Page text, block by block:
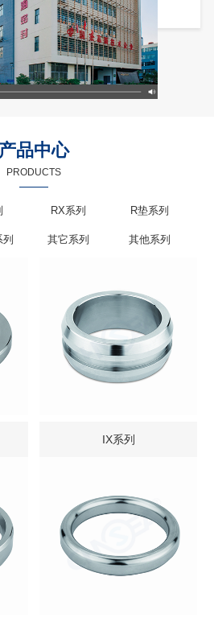
产品中心
PRODUCTS
RX系列 R垫系列
其它系列 其他系列
IX系列